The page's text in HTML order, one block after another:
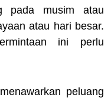
pada musim atau
atau hari besar.
ini perlu
peluang